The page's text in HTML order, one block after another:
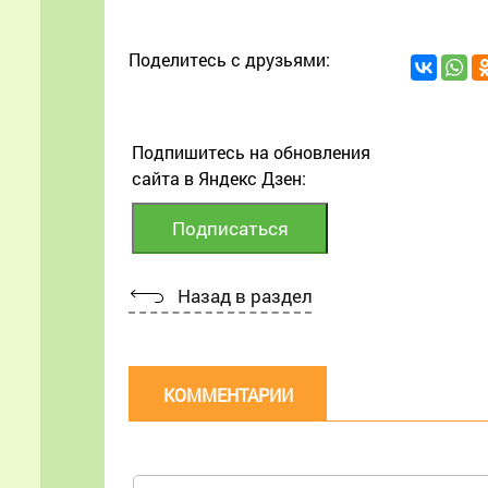
Поделитесь с друзьями:
Подпишитесь на обновления
сайта в Яндекс Дзен:
Назад в раздел
КОММЕНТАРИИ